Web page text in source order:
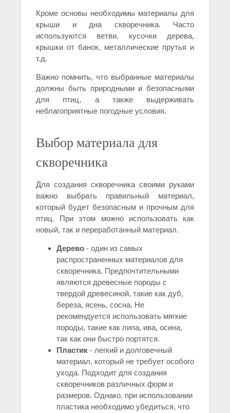
Кроме основы необходимы материалы для
крыши и дна скворечника. Часто
используются ветви, кусочки дерева,
крышки от банок, металлические прутья и
т.д.
Важно помнить, что выбранные материалы
должны быть природными и безопасными
для птиц, а также выдерживать
неблагоприятные погодные условия.
Выбор материала для
скворечника
Для создания скворечника своими руками
важно выбрать правильный материал,
который будет безопасным и прочным для
птиц. При этом можно использовать как
новый, так и переработанный материал.
Дерево - один из самых
распространенных материалов для
скворечника. Предпочтительными
являются древесные породы с
твердой древесиной, такие как дуб,
береза, ясень, сосна. Не
рекомендуется использовать мягкие
породы, такие как липа, ива, осина,
так как они быстро портятся.
Пластик - легкий и долговечный
материал, который не требует особого
ухода. Подходит для создания
скворечников различных форм и
размеров. Однако, при использовании
пластика необходимо убедиться, что